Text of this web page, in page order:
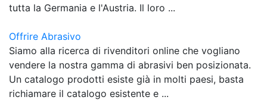
tutta la Germania e l'Austria. Il loro ...
Offrire Abrasivo
Siamo alla ricerca di rivenditori online che vogliano
vendere la nostra gamma di abrasivi ben posizionata.
Un catalogo prodotti esiste già in molti paesi, basta
richiamare il catalogo esistente e ...